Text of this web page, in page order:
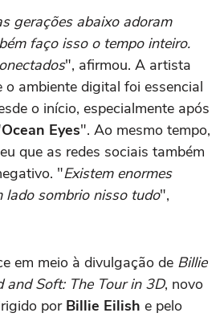
gerações abaixo adoram
faço isso o tempo inteiro.
", afirmou. A artista
o ambiente digital foi essencial
o início, especialmente após
Ocean Eyes". Ao mesmo tempo,
que as redes sociais também
"Existem enormes
lado sombrio nisso tudo",
em meio à divulgação de Billie
and Soft: The Tour in 3D, novo
por Billie Eilish e pelo